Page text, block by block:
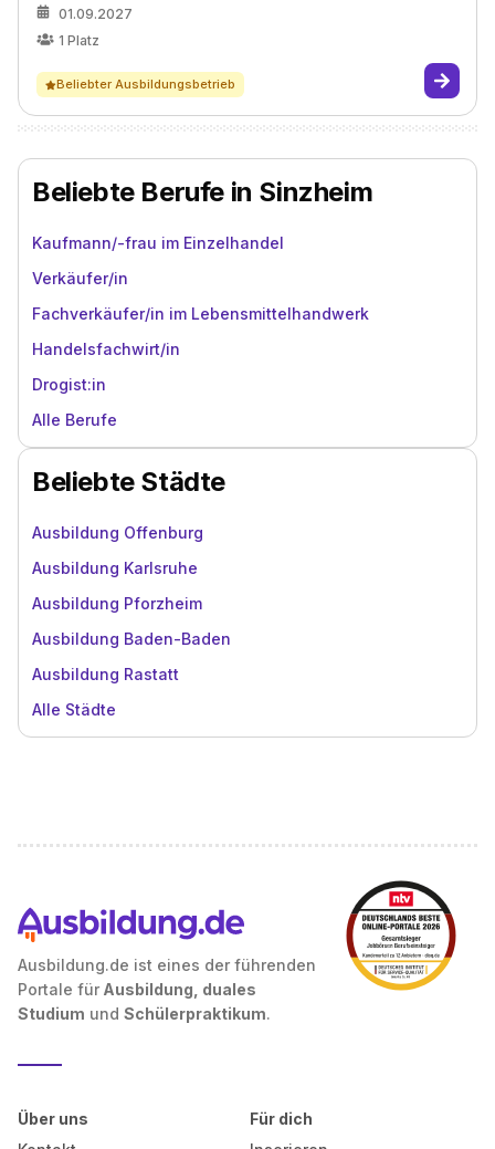
01.09.2027
1 Platz
Beliebter Ausbildungsbetrieb
Beliebte Berufe in Sinzheim
Kaufmann/-frau im Einzelhandel
Verkäufer/in
Fachverkäufer/in im Lebensmittelhandwerk
Handelsfachwirt/in
Drogist:in
Alle Berufe
Beliebte Städte
Ausbildung Offenburg
Ausbildung Karlsruhe
Ausbildung Pforzheim
Ausbildung Baden-Baden
Ausbildung Rastatt
Alle Städte
Ausbildung.de ist eines der führenden
Portale für Ausbildung, duales
Studium und Schülerpraktikum.
Über uns
Für dich